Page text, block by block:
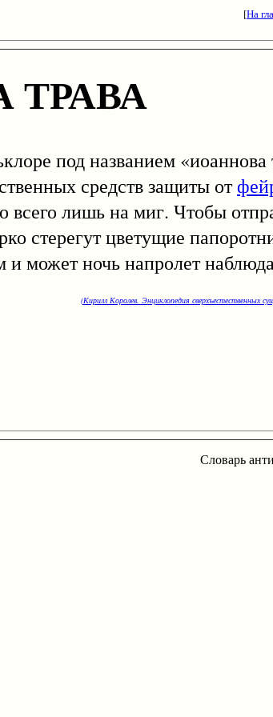
[На
ТРАВА
под названием «иоаннова
средств защиты от
всего лишь на миг. Чтобы
стерегут цветущие
может ночь напролет
(Кирилл Королев. Энциклопедия сверхъестественных
Словарь